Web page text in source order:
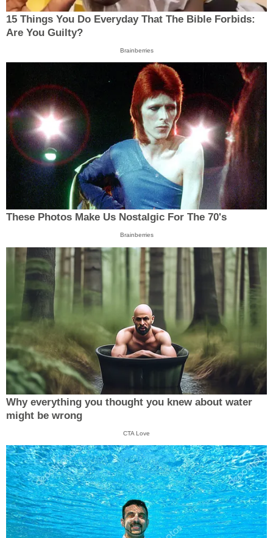
15 Things You Do Everyday That The Bible Forbids:
Are You Guilty?
Brainberries
These Photos Make Us Nostalgic For The 70's
Brainberries
Why everything you thought you knew about water
might be wrong
CTA Love